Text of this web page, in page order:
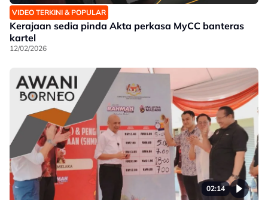
VIDEO TERKINI & POPULAR
Kerajaan sedia pinda Akta perkasa MyCC banteras
kartel
12/02/2026
02:14